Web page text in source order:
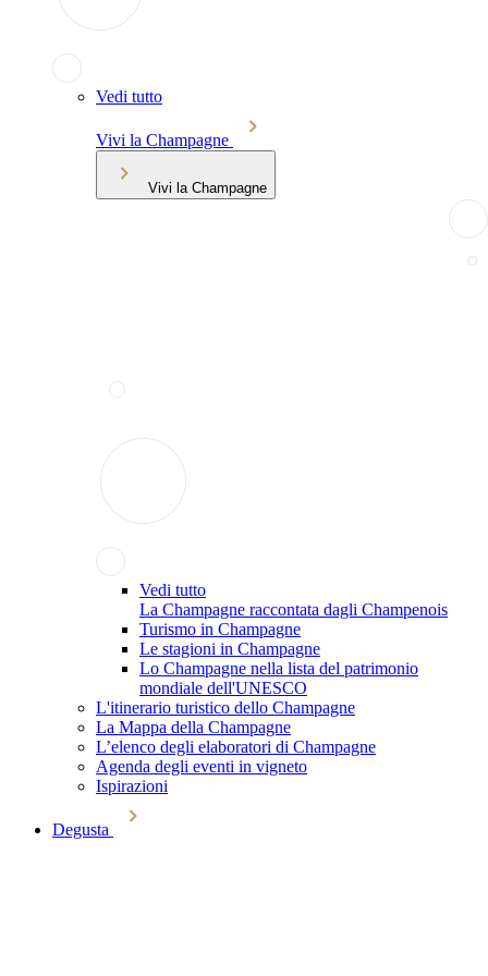
Vedi tutto
Vivi la Champagne
Vivi la Champagne
Vedi tutto
La Champagne raccontata dagli Champenois
Turismo in Champagne
Le stagioni in Champagne
Lo Champagne nella lista del patrimonio
mondiale dell'UNESCO
L'itinerario turistico dello Champagne
La Mappa della Champagne
L’elenco degli elaboratori di Champagne
Agenda degli eventi in vigneto
Ispirazioni
Degusta